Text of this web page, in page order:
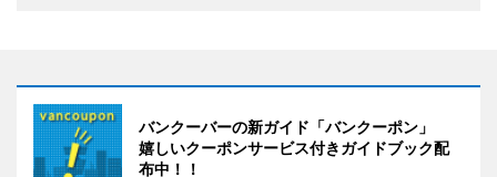
バンクーバーの新ガイド「バンクーポン」
嬉しいクーポンサービス付きガイドブック配
布中！！